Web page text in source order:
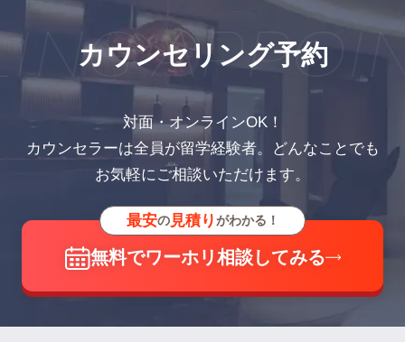
カウンセリング予約
対面・オンラインOK！
カウンセラーは全員が留学経験者。どんなことでも
お気軽にご相談いただけます。
最安の見積りがわかる！
無料でワーホリ相談してみる